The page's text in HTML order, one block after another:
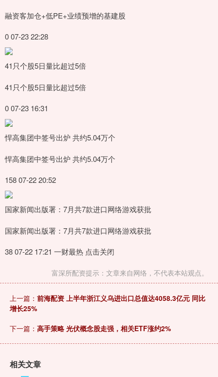
融资客加仓+低PE+业绩预增的基建股
0 07-23 22:28
41只个股5日量比超过5倍
41只个股5日量比超过5倍
0 07-23 16:31
悍高集团中签号出炉 共约5.04万个
悍高集团中签号出炉 共约5.04万个
158 07-22 20:52
国家新闻出版署：7月共7款进口网络游戏获批
国家新闻出版署：7月共7款进口网络游戏获批
38 07-22 17:21 一财最热 点击关闭
富深所配资提示：文章来自网络，不代表本站观点。
上一篇： 前海配资 上半年浙江义乌进出口总值达4058.3亿元 同比
增长25%
下一篇： 高手策略 光伏概念股走强，相关ETF涨约2%
相关文章